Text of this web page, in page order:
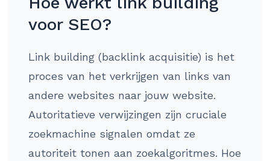
voor SEO?
Link building (backlink acquisitie) is het
proces van het verkrijgen van links van
andere websites naar jouw website.
Autoritatieve verwijzingen zijn cruciale
zoekmachine signalen omdat ze
autoriteit tonen aan zoekalgoritmes. Hoe